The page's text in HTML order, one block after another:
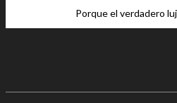
Porque el verdadero